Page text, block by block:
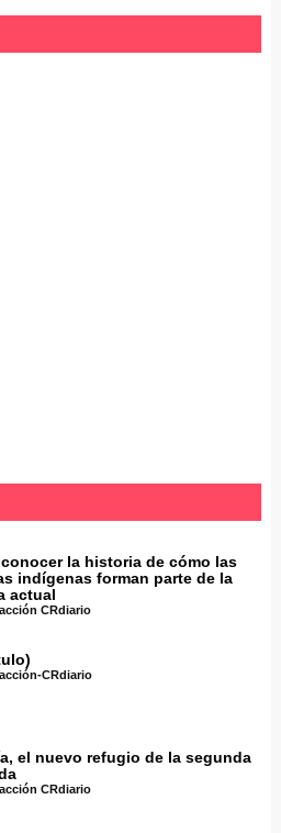
la historia de cómo las
indígenas forman parte de la
actual
CRdiario
CRdiario
el nuevo refugio de la segunda
CRdiario